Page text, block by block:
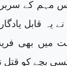
مہم کے
یہ قابل
میں بھی
بچے کو قتل